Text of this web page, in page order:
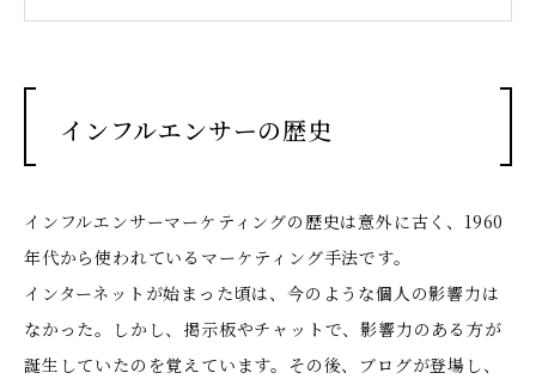
インフルエンサーの歴史
インフルエンサーマーケティングの歴史は意外に古く、1960
年代から使われているマーケティング手法です。
インターネットが始まった頃は、今のような個人の影響力は
なかった。しかし、掲示板やチャットで、影響力のある方が
誕生していたのを覚えています。その後、ブログが登場し、